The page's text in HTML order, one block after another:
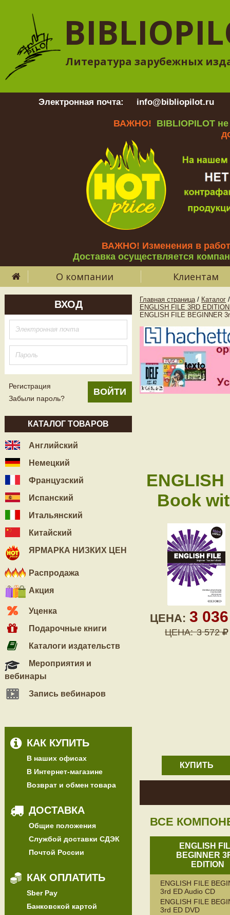
Литература зарубежных
Электронная почта: info@bibliopilot.ru
ВАЖНО! BIBLIOPILOT
ВАЖНО! Изменения в
Доставка осуществляется
О компании Клиентам
ВХОД
Регистрация
Забыли пароль?
КАТАЛОГ ТОВАРОВ
Английский
Немецкий
Французский
Испанский
Итальянский
Китайский
ЯРМАРКА НИЗКИХ ЦЕН
Распродажа
Акция
Уценка
Подарочные книги
Каталоги издательств
Мероприятия и
вебинары
Запись вебинаров
КАК КУПИТЬ
В наших офисах
В Интернет-магазине
Возврат и обмен товара
ДОСТАВКА
Общие положения
Службой доставки СДЭК
Почтой России
КАК ОПЛАТИТЬ
Sber Pay
Банковской картой
Главная страница / Каталог /
ENGLISH FILE 3RD
ENGLISH FILE BEGINNER
Book
ЦЕНА: 3
ЦЕНА: 3 572
КУПИТЬ
ВСЕ
ENGLISH
BEGINNER
EDITION
ENGLISH FILE
3rd ED Audio CD
ENGLISH FILE
3rd ED DVD